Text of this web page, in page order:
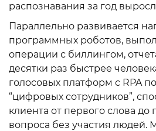
распознавания за год
Параллельно развивается
программных роботов,
операции с биллингом,
десятки раз быстрее
голосовых платформ с RPA
“цифровых сотрудников”,
клиента от первого слова
вопроса без участия людей.